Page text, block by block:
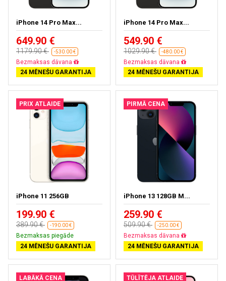
iPhone 14 Pro Max...
649.90 €
1179.90 € -530.00 €
Bezmaksas dāvana
24 MĒNEŠU GARANTIJA
iPhone 14 Pro Max...
549.90 €
1029.90 € -480.00 €
Bezmaksas dāvana
24 MĒNEŠU GARANTIJA
PRIX ATLAIDE
iPhone 11 256GB
199.90 €
389.90 € -190.00 €
Bezmaksas piegāde
24 MĒNEŠU GARANTIJA
PIRMĀ CENA
iPhone 13 128GB M...
259.90 €
509.90 € -250.00 €
Bezmaksas dāvana
24 MĒNEŠU GARANTIJA
LABĀKĀ CENA TŪLĪTĒJA ATLAIDE